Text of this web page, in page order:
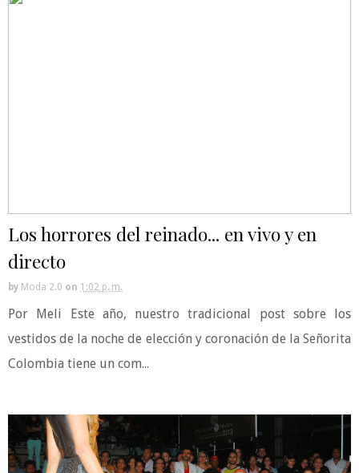
Los horrores del reinado... en vivo y en
directo
by Moda 2.0 on 1:02 p. m.
Por Meli Este año, nuestro tradicional post sobre los
vestidos de la noche de elección y coronación de la Señorita
Colombia tiene un com...